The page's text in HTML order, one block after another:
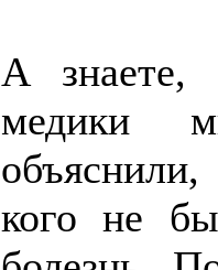
А знаете,
медики
кого не